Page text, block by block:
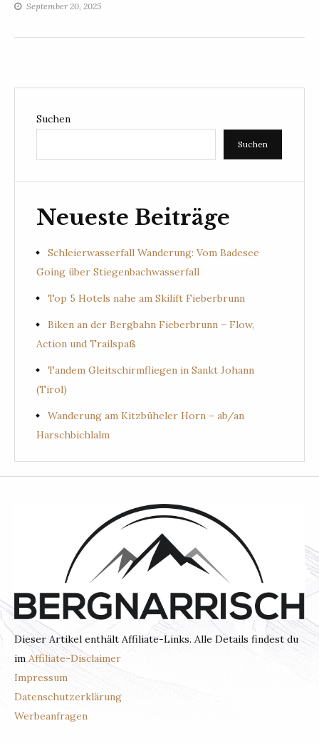
September 20, 2025
Suchen
Suchen
Neueste Beiträge
Schleierwasserfall Wanderung: Vom Badesee
Going über Stiegenbachwasserfall
Top 5 Hotels nahe am Skilift Fieberbrunn
Biken an der Bergbahn Fieberbrunn – Flow,
Action und Trailspaß
Tandem Gleitschirmfliegen in Sankt Johann
(Tirol)
Wanderung am Kitzbüheler Horn – ab/an
Harschbichlalm
Dieser Artikel enthält Affiliate-Links. Alle Details findest du
imAffiliate-Disclaimer
Impressum
Datenschutzerklärung
Werbeanfragen